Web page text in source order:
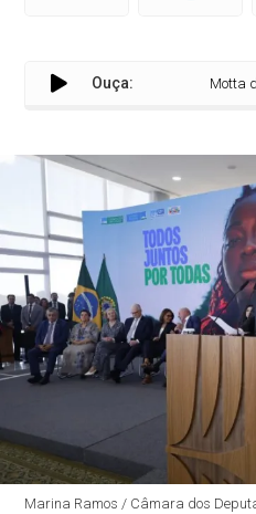
Ouça: Motta
Marina Ramos / Câmara dos